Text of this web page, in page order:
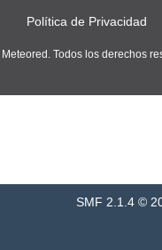
Política de Privacidad
Todos los derechos
SMF 2.1.4 ©